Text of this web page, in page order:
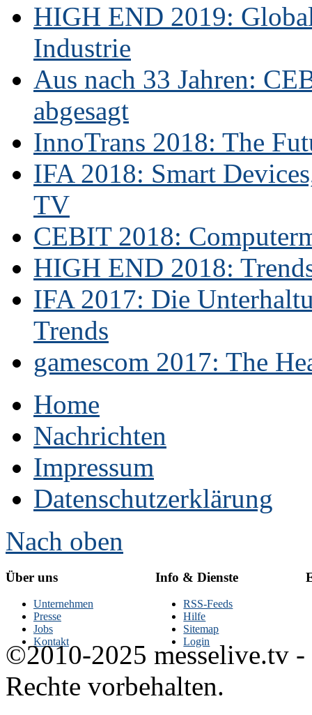
HIGH END 2019:
Industrie
Aus nach 33 Jahren:
abgesagt
InnoTrans 2018: The
IFA 2018: Smart
TV
CEBIT 2018:
HIGH END 2018:
IFA 2017: Die
Trends
gamescom 2017: The
Home
Nachrichten
Impressum
Datenschutzerklärung
Nach oben
Über uns
Unternehmen
Presse
Jobs
Kontakt
Info & Dienste
RSS-Feeds
Hilfe
Sitemap
Login
©2010-2025 messelive.tv -
Rechte vorbehalten.